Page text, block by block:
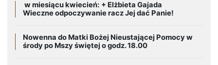
w miesiącu kwiecień: + Elżbieta Gajada
Wieczne odpoczywanie racz Jej dać Panie!
Nowenna do Matki Bożej Nieustającej Pomocy w
środy po Mszy świętej o godz. 18.00